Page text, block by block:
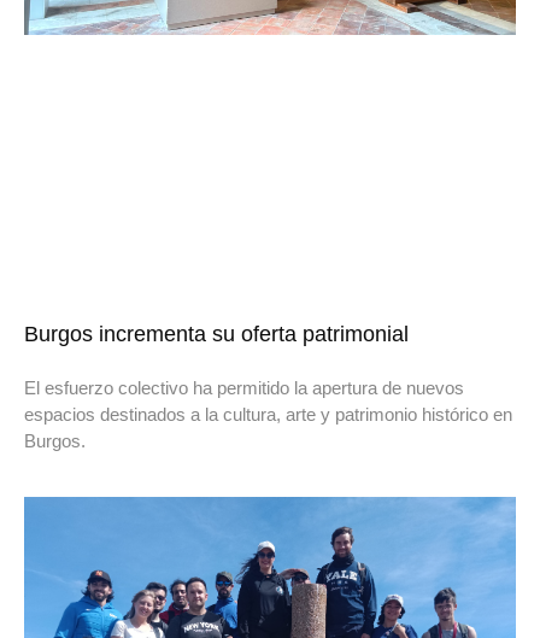
Burgos incrementa su oferta patrimonial
El esfuerzo colectivo ha permitido la apertura de nuevos
espacios destinados a la cultura, arte y patrimonio histórico en
Burgos.